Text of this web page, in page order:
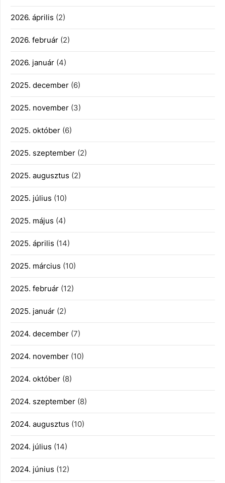
2026. április (2)
2026. február (2)
2026. január (4)
2025. december (6)
2025. november (3)
2025. október (6)
2025. szeptember (2)
2025. augusztus (2)
2025. július (10)
2025. május (4)
2025. április (14)
2025. március (10)
2025. február (12)
2025. január (2)
2024. december (7)
2024. november (10)
2024. október (8)
2024. szeptember (8)
2024. augusztus (10)
2024. július (14)
2024. június (12)